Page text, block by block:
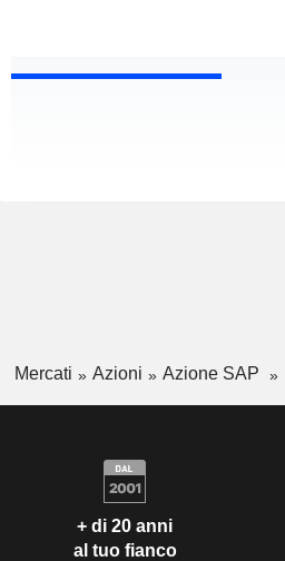
Mercati Azioni Azione SAP
+ di 20 anni
al tuo fianco